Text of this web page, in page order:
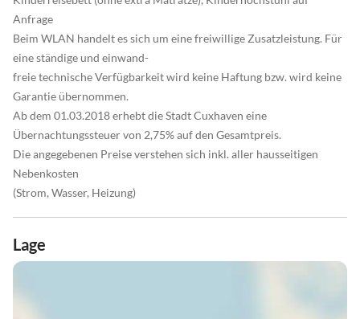
Anfrage
Beim WLAN handelt es sich um eine freiwillige Zusatzleistung. Für
eine ständige und einwand-
freie technische Verfügbarkeit wird keine Haftung bzw. wird keine
Garantie übernommen.
Ab dem 01.03.2018 erhebt die Stadt Cuxhaven eine
Übernachtungssteuer von 2,75% auf den Gesamtpreis.
Die angegebenen Preise verstehen sich inkl. aller hausseitigen
Nebenkosten
(Strom, Wasser, Heizung)
Lage